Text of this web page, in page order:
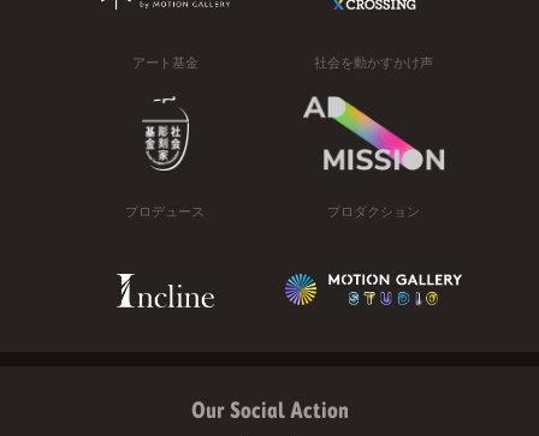
アート基金 社会を動かすかけ声
プロデュース プロダクション
Our Social Action